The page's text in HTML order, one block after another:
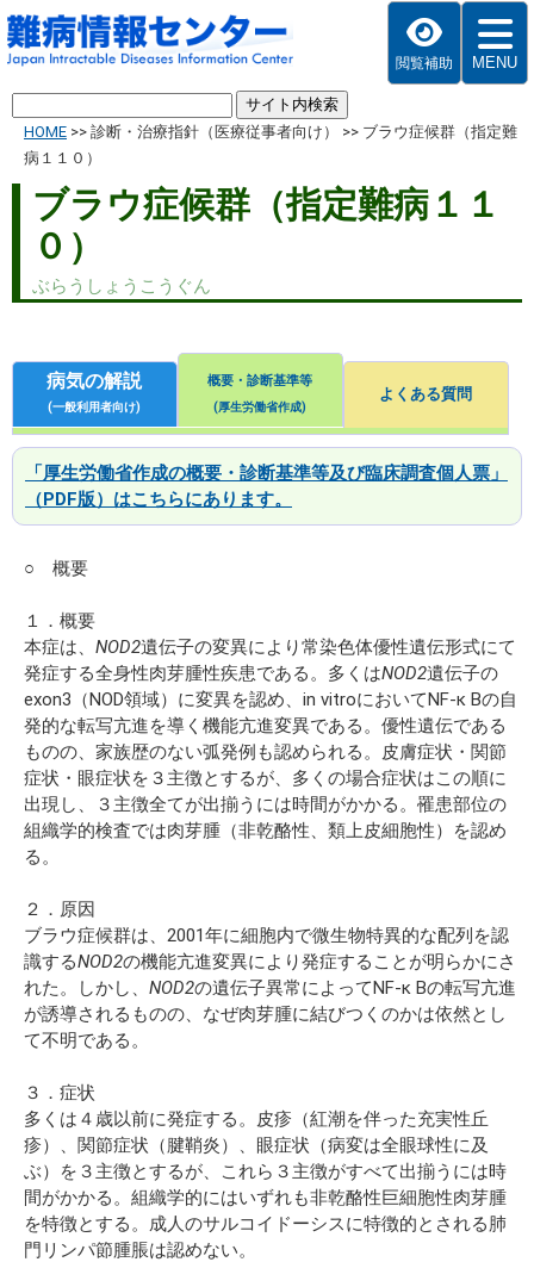
閲覧補助 MENU
HOME >> 診断・治療指針（医療従事者向け） >> ブラウ症候群（指定難
病１１０）
ブラウ症候群（指定難病１１
０）
ぶらうしょうこうぐん
病気の解説
(一般利用者向け)
概要・診断基準等
(厚生労働省作成)
よくある質問
「厚生労働省作成の概要・診断基準等及び臨床調査個人票」
（PDF版）はこちらにあります。
○ 概要
１．概要
本症は、 NOD2遺伝子の変異により常染色体優性遺伝形式にて
発症する全身性肉芽腫性疾患である。多くはNOD2遺伝子の
exon3（NOD領域）に変異を認め、in vitroにおいてNF-κ Bの自
発的な転写亢進を導く機能亢進変異である。優性遺伝である
ものの、家族歴のない弧発例も認められる。皮膚症状・関節
症状・眼症状を３主徴とするが、多くの場合症状はこの順に
出現し、３主徴全てが出揃うには時間がかかる。罹患部位の
組織学的検査では肉芽腫（非乾酪性、類上皮細胞性）を認め
る。
２．原因
ブラウ症候群は、2001年に細胞内で微生物特異的な配列を認
識するNOD2の機能亢進変異により発症することが明らかにさ
れた。しかし、 NOD2の遺伝子異常によってNF-κ Bの転写亢進
が誘導されるものの、なぜ肉芽腫に結びつくのかは依然とし
て不明である。
３．症状
多くは４歳以前に発症する。皮疹（紅潮を伴った充実性丘
疹）、関節症状（腱鞘炎）、眼症状（病変は全眼球性に及
ぶ）を３主徴とするが、これら３主徴がすべて出揃うには時
間がかかる。組織学的にはいずれも非乾酪性巨細胞性肉芽腫
を特徴とする。成人のサルコイドーシスに特徴的とされる肺
門リンパ節腫脹は認めない。